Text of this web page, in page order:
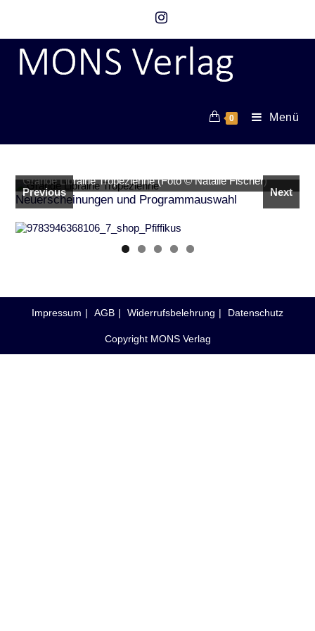
0 Menü
Grande Librairie Tropézienne (Foto © Natalie Fischer)
Previous
Next
Neuerscheinungen und Programmauswahl
Impressum AGB Widerrufsbelehrung Datenschutz
Copyright MONS Verlag